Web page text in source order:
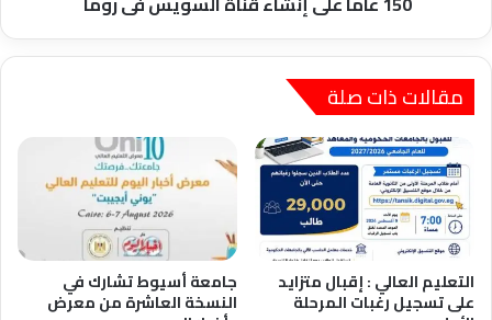
السويس
روما
مقالات ذات صلة
التعليم العالي : إقبال متزايد
على تسجيل رغبات المرحلة
جامعة أسيوط تشارك في
النسخة العاشرة من معرض